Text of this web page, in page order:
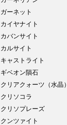
ガーネット
カイヤナイト
カバンサイト
カルサイト
キャストライト
ギベオン隕石
クリアクォーツ（水晶）
クリソコラ
クリソプレーズ
クンツァイト